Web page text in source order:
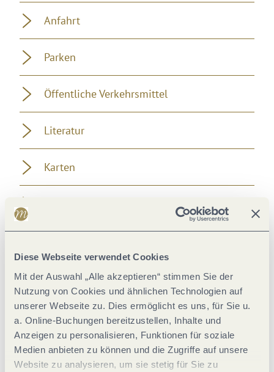
Diese Webseite verwendet Cookies
Mit der Auswahl „Alle akzeptieren“ stimmen Sie der
Nutzung von Cookies und ähnlichen Technologien auf
unserer Webseite zu. Dies ermöglicht es uns, für Sie u.
a. Online-Buchungen bereitzustellen, Inhalte und
Anzeigen zu personalisieren, Funktionen für soziale
Medien anbieten zu können und die Zugriffe auf unsere
Website zu analysieren, um sie stetig für Sie zu
Anfahrt
Parken
Öffentliche Verkehrsmittel
Literatur
Karten
Wetter
Aktuell vor Ort
31 °C